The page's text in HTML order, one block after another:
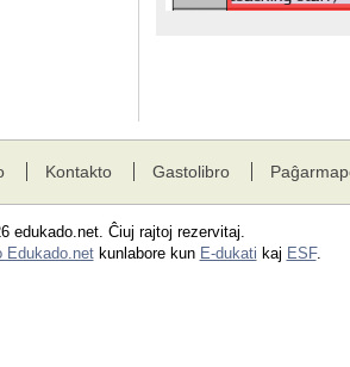
Kontakto Gastolibro
edukado.net. Ĉiuj rajtoj rezervitaj.
Edukado.netkunlabore kun E-dukati kaj ESF.